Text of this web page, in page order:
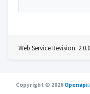
Web Service Revision: 2.0.0
Copyright © 2026